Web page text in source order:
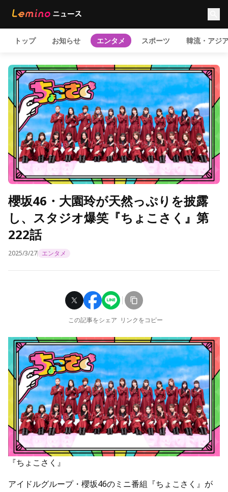
トップ お知らせ エンタメ スポーツ 韓流・アジ
櫻坂46・大園玲が天然っぷりを披露
し、スタジオ爆笑『ちょこさく』第
222話
2025/3/27 エンタメ
この記事をシェア リンクをコピー
『ちょこさく』
アイドルグループ・櫻坂46のミニ番組『ちょこさく』が